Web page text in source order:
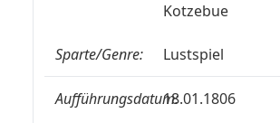
Kotzebue
Sparte/Genre: Lustspiel
Aufführungsdatum:18.01.1806